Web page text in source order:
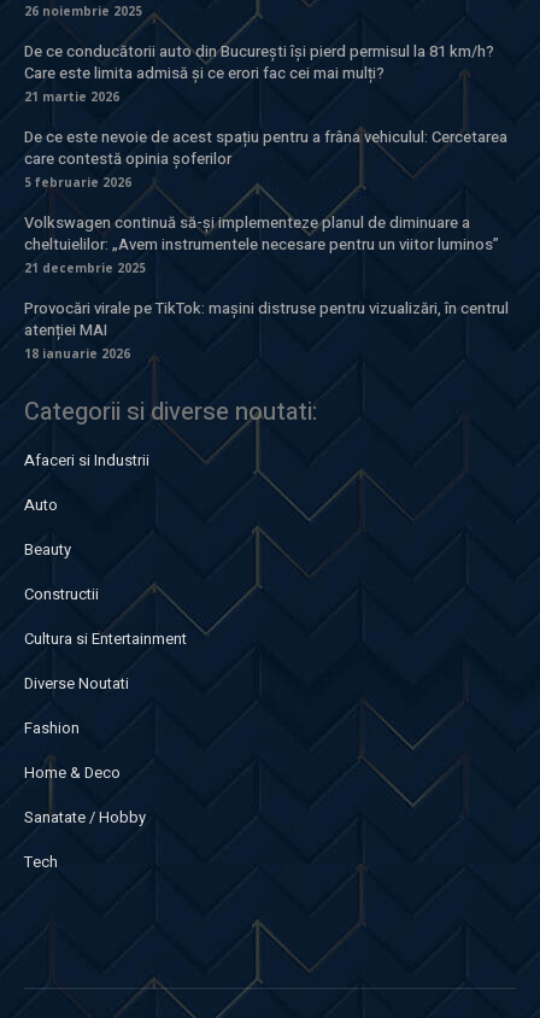
26 noiembrie 2025
De ce conducătorii auto din București își pierd permisul la 81 km/h?
Care este limita admisă și ce erori fac cei mai mulți?
21 martie 2026
De ce este nevoie de acest spațiu pentru a frâna vehiculul: Cercetarea
care contestă opinia șoferilor
5 februarie 2026
Volkswagen continuă să-și implementeze planul de diminuare a
cheltuielilor: „Avem instrumentele necesare pentru un viitor luminos”
21 decembrie 2025
Provocări virale pe TikTok: mașini distruse pentru vizualizări, în centrul
atenției MAI
18 ianuarie 2026
Categorii si diverse noutati:
Afaceri si Industrii
Auto
Beauty
Constructii
Cultura si Entertainment
Diverse Noutati
Fashion
Home & Deco
Sanatate / Hobby
Tech